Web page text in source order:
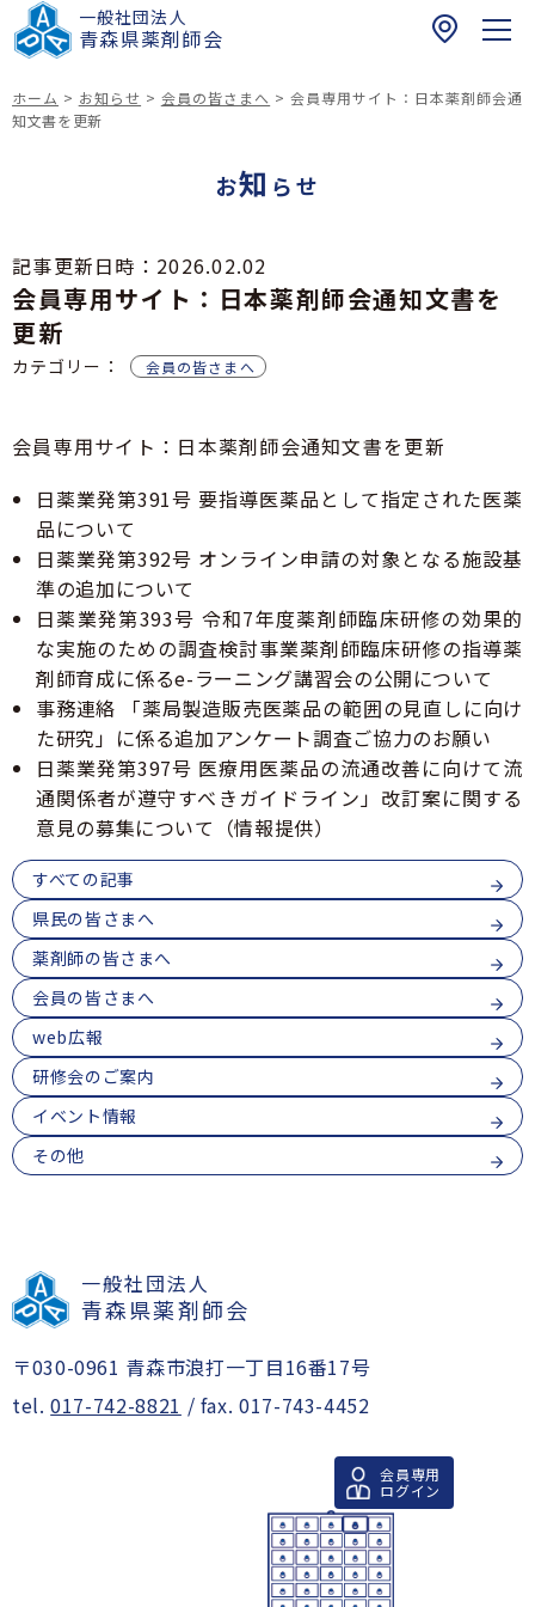
一般社団法人
青森県薬剤師会
青森県民の皆さまへ
健康介護まちかど相談薬局
青森県における緊急避妊薬販売薬局等リスト
在宅訪問薬剤管理指導マップ
青森県民の皆様へ
脳卒中の症状と対策
GOGO健活！マモルさんリターンズ
薬剤師の皆さまへ
研修会のご案内
健康サポート薬局
倫理審査申請受付について
説
青森県薬剤師連盟
薬局薬剤師の地域サロンにおける利用者の服薬相
談・支援事業
医療従事者向け医療麻薬在庫検索
青森県吸入療法研究会
青森県薬剤師会
017-742-8821
お問い合わせ
3
青
目
6
1
7
号
ホーム > お知らせ > 会員の皆さまへ > 会員専用サイト：日本薬剤師会通
知文書を更新
お知 らせ
記事更新日時： 2026.02.02
会員専用サイト：日本薬剤師会通知文書を
更新
カテゴリー： 会員の皆さまへ
会員専用サイト：日本薬剤師会通知文書を更新
日薬業発第391号 要指導医薬品として指定された医薬
品について
日薬業発第392号 オンライン申請の対象となる施設基
準の追加について
日薬業発第393号 令和7年度薬剤師臨床研修の効果的
な実施のための調査検討事業薬剤師臨床研修の指導薬
剤師育成に係るe-ラーニング講習会の公開について
事務連絡 「薬局製造販売医薬品の範囲の見直しに向け
た研究」に係る追加アンケート調査ご協力のお願い
日薬業発第397号 医療用医薬品の流通改善に向けて流
通関係者が遵守すべきガイドライン」改訂案に関する
意見の募集について（情報提供）
すべての記事
県民の皆さまへ
薬剤師の皆さまへ
会員の皆さまへ
web広報
研修会のご案内
イベント情報
その他
一般社団法人
青森県薬剤師会
〒030-0961 青森市浪打一丁目16番17号
tel.017-742-8821 / fax. 017-743-4452
会員専用
ログイン